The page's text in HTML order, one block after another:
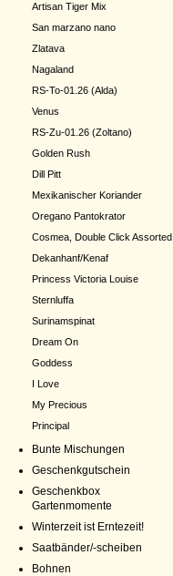
Artisan Tiger Mix
San marzano nano
Zlatava
Nagaland
RS-To-01.26 (Alda)
Venus
RS-Zu-01.26 (Zoltano)
Golden Rush
Dill Pitt
Mexikanischer Koriander
Oregano Pantokrator
Cosmea, Double Click Assorted
Dekanhanf/Kenaf
Princess Victoria Louise
Sternluffa
Surinamspinat
Dream On
Goddess
I Love
My Precious
Principal
Bunte Mischungen
Geschenkgutschein
Geschenkbox
Gartenmomente
Winterzeit ist Erntezeit!
Saatbänder/-scheiben
Bohnen